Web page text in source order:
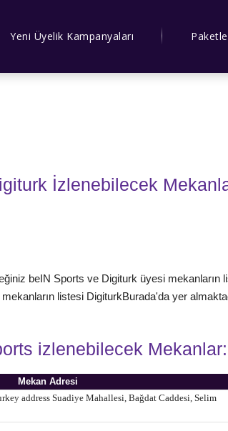
Yeni Üyelik Kampanyaları
İzlenebilecek
beIN Sports ve Digiturk üyesi
listesi DigiturkBurada'da yer
izlenebilecek Mekanlar:
Mekan Adresi
address Suadiye Mahallesi, Bağdat Caddesi, Selim